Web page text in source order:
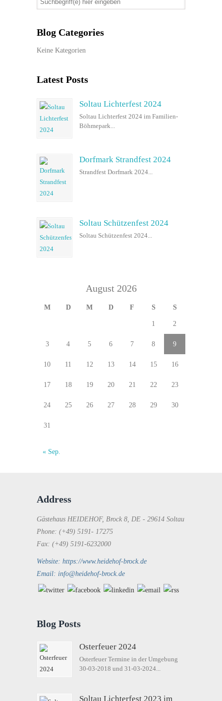
Blog Categories
Keine Kategorien
Latest Posts
Soltau Lichterfest 2024
Soltau Lichterfest 2024 im Familien-
Böhmepark...
Dorfmark Strandfest 2024
Strandfest Dorfmark 2024...
Soltau Schützenfest 2024
Soltau Schützenfest 2024...
August 2026
M D M D F S S
1 2
3 4 5 6 7 8 9
10 11 12 13 14 15 16
17 18 19 20 21 22 23
24 25 26 27 28 29 30
31
« Sep.
Address
Gästehaus HEIDEHOF, Brock 8, DE - 29614 Soltau
Phone: (+49) 5191- 17275
Fax: (+49) 5191-6232000
Website: https://www.heidehof-brock.de
Email: info@heidehof-brock.de
Blog Posts
Osterfeuer 2024
Osterfeuer Termine in der Umgebung
30-03-2018 und 31-03-2024...
Soltau Lichterfest 2023 im